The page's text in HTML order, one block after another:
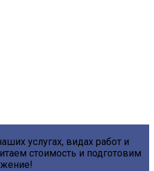
услугах, видах работ и
стоимость и подготовим